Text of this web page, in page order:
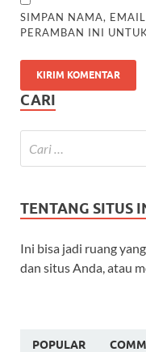
SIMPAN NAMA,
PERAMBAN INI
CARI
TENTANG SITUS
Ini bisa jadi ruang
dan situs Anda, atau
POPULAR